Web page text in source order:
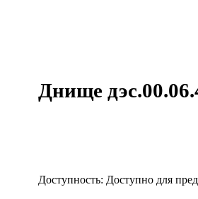
Днище
Доступность: Доступно для